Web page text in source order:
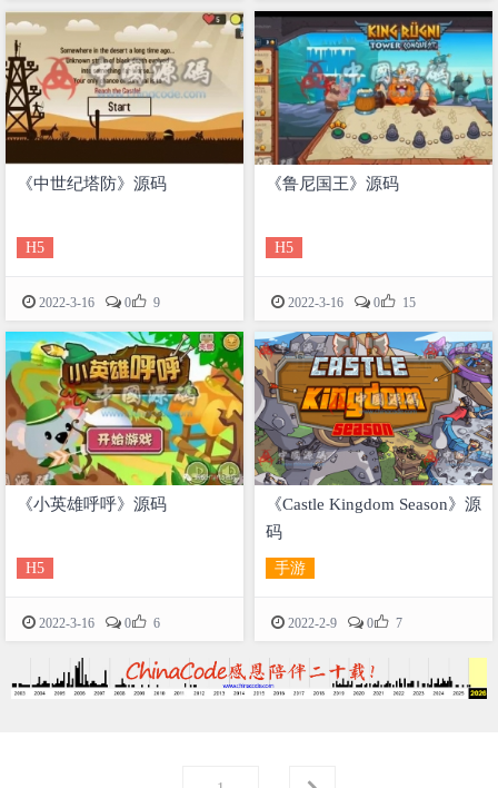
《中世纪塔防》源码
H5
2022-3-16 0 9
《鲁尼国王》源码
H5
2022-3-16 0 15
《小英雄呼呼》源码
H5
2022-3-16 0 6
《Castle Kingdom Season》源
码
手游
2022-2-9 0 7